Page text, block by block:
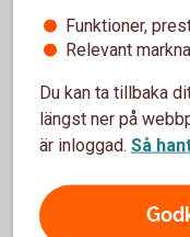
Inköpare,
Tolk,
Funktioner,
Relevant
Du kan ta tillbaka
längst ner på
är inloggad. Så